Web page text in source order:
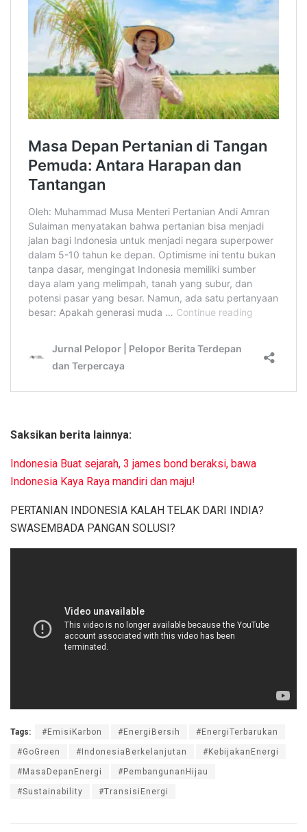
Saksikan berita lainnya:
Indonesia Buat sejarah, 3 james bond beraksi, bawa
Indonesia Kaya Raya mandiri dan maju!
PERTANIAN INDONESIA KALAH TELAK DARI INDIA?
SWASEMBADA PANGAN SOLUSI?
Tags: #EmisiKarbon #EnergiBersih #EnergiTerbarukan
#GoGreen #IndonesiaBerkelanjutan #KebijakanEnergi
#MasaDepanEnergi #PembangunanHijau
#Sustainability #TransisiEnergi